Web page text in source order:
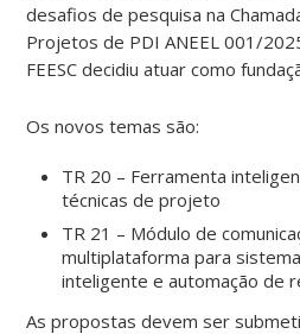
desafios de pesquisa na
Projetos de PDI ANEEL 001/
FEESC decidiu atuar como
Os novos temas são:
TR 20 – Ferramenta
técnicas de projeto
TR 21 – Módulo de
multiplataforma para
inteligente e automação de
As propostas devem ser